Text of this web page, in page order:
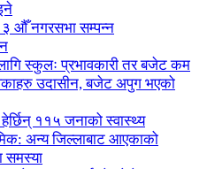
औँ नगरसभा सम्पन्न
स्कुलः प्रभावकारी तर बजेट कम
उदासीन, बजेट अपुग भएको
११५ जनाको स्वास्थ्य
अन्य जिल्लाबाट आएकाको
समस्या